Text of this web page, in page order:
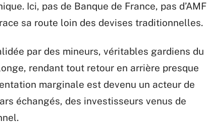
Ici, pas de Banque de France, pas d’AMF
sa route loin des devises traditionnelles.
par des mineurs, véritables gardiens du
rendant tout retour en arrière presque
marginale est devenu un acteur de
échangés, des investisseurs venus de